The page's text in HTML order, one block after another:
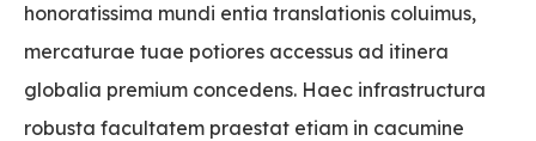
honoratissima mundi entia translationis coluimus,
mercaturae tuae potiores accessus ad itinera
globalia premium concedens. Haec infrastructura
robusta facultatem praestat etiam in cacumine